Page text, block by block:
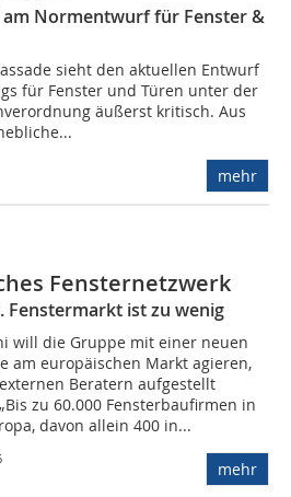
am Normentwurf für Fenster &
sieht den aktuellen Entwurf
für Fenster und Türen unter der
äußerst kritisch. Aus
mehr
Fensternetzwerk
Fenstermarkt ist zu wenig
will die Gruppe mit einer neuen
am europäischen Markt agieren,
Beratern aufgestellt
zu 60.000 Fensterbaufirmen in
davon allein 400 in...
mehr